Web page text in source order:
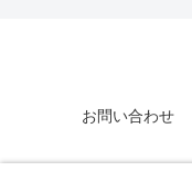
お問い合わせ